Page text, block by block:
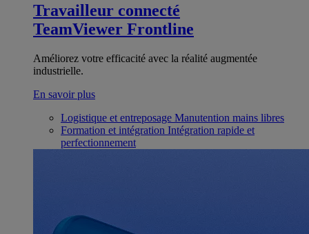
Travailleur connecté
TeamViewer Frontline
Améliorez votre efficacité avec la réalité augmentée
industrielle.
En savoir plus
Logistique et entreposage Manutention mains libres
Formation et intégration Intégration rapide et
perfectionnement